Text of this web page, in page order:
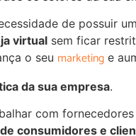
de possuir
virtual sem ficar
o seu marketing e
da sua empresa.
com
consumidores e